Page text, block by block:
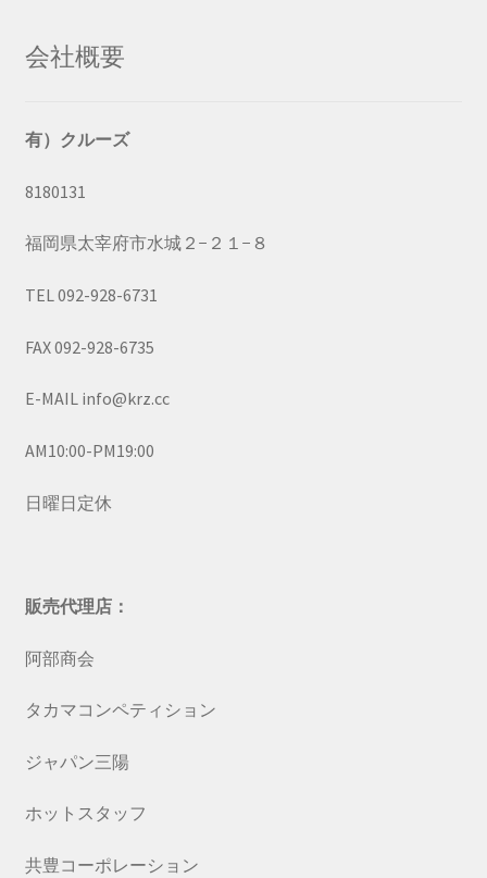
会社概要
有）クルーズ
8180131
福岡県太宰府市水城２−２１−８
TEL 092-928-6731
FAX 092-928-6735
E-MAIL info@krz.cc
AM10:00-PM19:00
日曜日定休
販売代理店：
阿部商会
タカマコンペティション
ジャパン三陽
ホットスタッフ
共豊コーポレーション